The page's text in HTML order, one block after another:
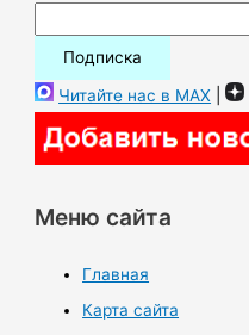
Читайте нас в MAX |
Меню сайта
Главная
Карта сайта